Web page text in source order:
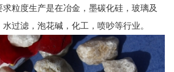
粒度生产是在冶金，墨碳化硅，玻璃及
过滤，泡花碱，化工，喷吵等行业。